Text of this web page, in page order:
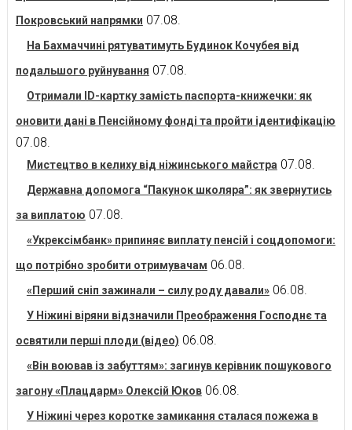
Покровський напрямки 07.08.
На Бахмаччині рятуватимуть Будинок Кочубея від
подальшого руйнування 07.08.
Отримали ID-картку замість паспорта-книжечки: як
оновити дані в Пенсійному фонді та пройти ідентифікацію
07.08.
Мистецтво в келиху від ніжинського майстра 07.08.
Державна допомога “Пакунок школяра”: як звернутись
за виплатою 07.08.
«Укрексімбанк» припиняє виплату пенсій і соцдопомоги:
що потрібно зробити отримувачам 06.08.
«Перший сніп зажинали – силу роду давали» 06.08.
У Ніжині віряни відзначили Преображення Господнє та
освятили перші плоди (відео) 06.08.
«Він воював із забуттям»: загинув керівник пошукового
загону «Плацдарм» Олексій Юков 06.08.
У Ніжині через коротке замикання сталася пожежа в